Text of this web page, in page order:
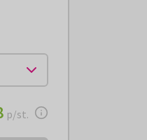
per stuk
p/st.